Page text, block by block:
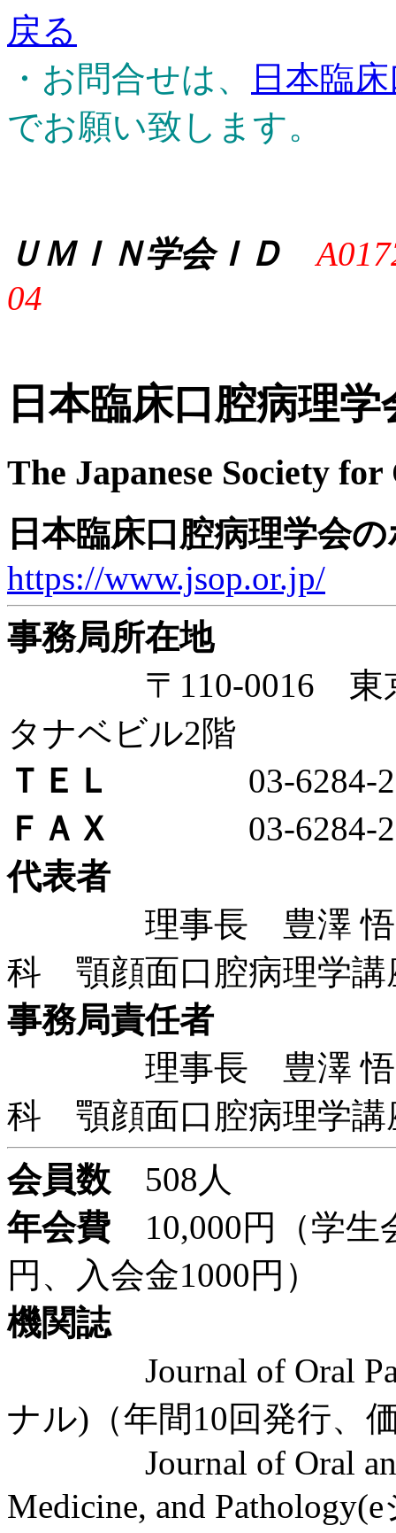
戻る
・お問合せは、
日本臨
でお願い致します。
ＵＭＩＮ学会ＩＤ
04
日本臨床口腔病理学
The Japanese Society
日本臨床口腔病理学会
https://www.jsop.or.jp/
事務局所在地
〒110-0016 東京
タナベビル2階
ＴＥＬ
03-6284-
ＦＡＸ
03-6284-
代表者
理事長 豊澤 悟 大
科 顎顔面口腔病理学講
事務局責任者
理事長 豊澤 悟 大
科 顎顔面口腔病理学講
会員数 508人
年会費 10,000円（学生
円、入会金1000円）
機関誌
Journal of Oral
ナル)（年間10回発行、
Journal of Oral and
Medicine, and